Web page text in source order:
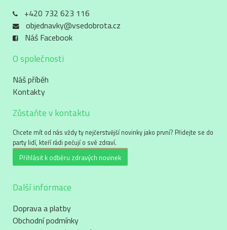
+420 732 623 116
objednavky@vsedobrota.cz
Náš Facebook
O společnosti
Náš příběh
Kontakty
Zůstaňte v kontaktu
Chcete mít od nás vždy ty nejčerstvější novinky jako první? Přidejte se do
party lidí, kteří rádi pečují o své zdraví.
Přihlásit k odběru zdravých novinek
Další informace
Doprava a platby
Obchodní podmínky